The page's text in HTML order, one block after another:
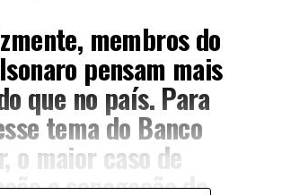
membros do
pensam mais
que no país. Para
tema do Banco
o maior caso de
e sonegação de